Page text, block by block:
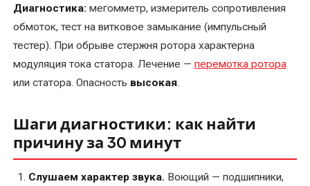
Диагностика: мегомметр, измеритель сопротивления
обмоток, тест на витковое замыкание (импульсный
тестер). При обрыве стержня ротора характерна
модуляция тока статора. Лечение — перемотка ротора
или статора. Опасность высокая.
Шаги диагностики: как найти
причину за 30 минут
Слушаем характер звука. Воющий — подшипники,